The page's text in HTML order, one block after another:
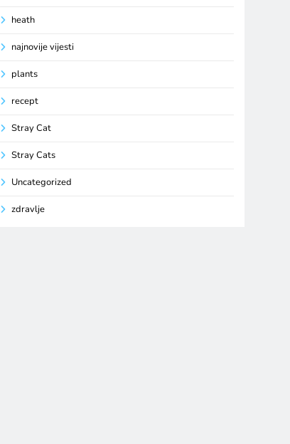
heath
najnovije vijesti
plants
recept
Stray Cat
Stray Cats
Uncategorized
zdravlje